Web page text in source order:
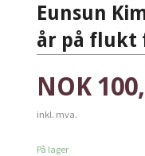
Eunsun
år på flukt
Pris
NOK
inkl. mva.
På lager